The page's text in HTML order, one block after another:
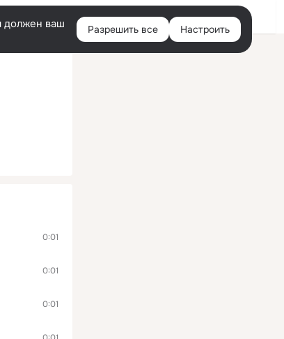
Войти
должен ваш
Разрешить все Настроить
0:01
0:01
0:01